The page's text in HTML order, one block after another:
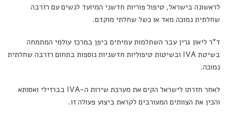
לראשונה בישראל, טיפול פוריות חדשני המיועד לנשים עם רזרבה
שחלתית נמוכה מאד או כשל שחלתי מוקדם.
ד"ר ליאון גרין עבר השתלמות עמיתים ביפן במרכז עולמי המתמחה
בשיטת IVA ובשיטות טיפוליות חדשניות נוספות בתחום רזרבה שחלתית
נמוכה.
לאחר חזרתו לישראל הקים את מערכת שירות ה-IVA בברזילי ואסותא
והכין את הצוותים המעורבים לקראת ביצוע פעולה זו.